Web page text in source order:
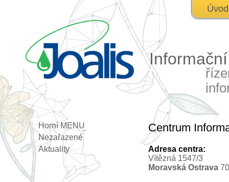
Úvod
Horní MENU
Nezařazené
Aktuality
Centrum
Adresa centra:
Vítězná 1547/3
Moravská Ostrava